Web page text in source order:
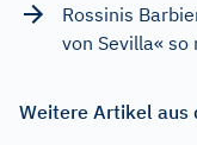
Rossinis
von Sevilla« so
Weitere Artikel aus